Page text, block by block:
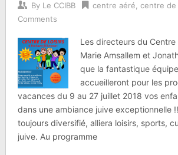
By Le CCIBB centre aéré centre de
Comments
Les directeurs du Centre
Marie Amsallem et
que la fantastique équipe
accueilleront pour les
vacances du 9 au 27 juillet 2018 vos
dans une ambiance juive exceptionnelle
toujours diversifié, alliera loisirs, sports,
juive. Au programme